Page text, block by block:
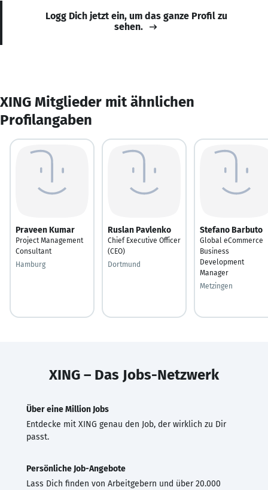
Logg Dich jetzt ein, um das ganze Profil zu
sehen.
XING Mitglieder mit ähnlichen
Profilangaben
Praveen Kumar
Project Management
Consultant
Hamburg
Ruslan Pavlenko
Chief Executive Officer
(CEO)
Dortmund
Stefano Barbuto
Global eCommerce
Business
Development
Manager
Metzingen
XING – Das Jobs-Netzwerk
Über eine Million Jobs
Entdecke mit XING genau den Job, der wirklich zu Dir
passt.
Persönliche Job-Angebote
Lass Dich finden von Arbeitgebern und über 20.000